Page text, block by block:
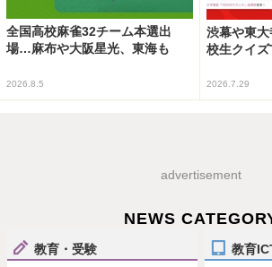
全国高校麻雀32チーム本選出
場…麻布や大阪星光、東海も
2026.8.5
渋幕や東
校生クイ
2026.7.29
advertisement
NEWS
教育・受験 教育